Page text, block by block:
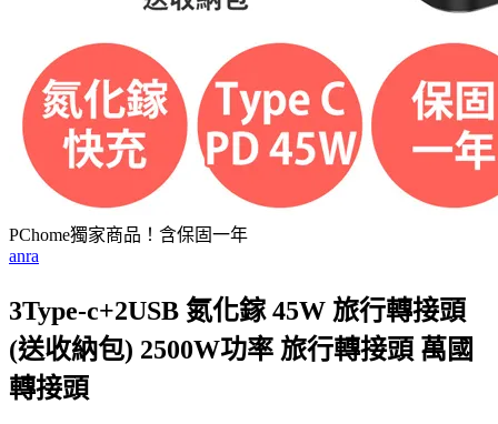
PChome獨家商品！含保固一年
anra
3Type-c+2USB 氮化鎵 45W 旅行轉接頭
(送收納包) 2500W功率 旅行轉接頭 萬國
轉接頭